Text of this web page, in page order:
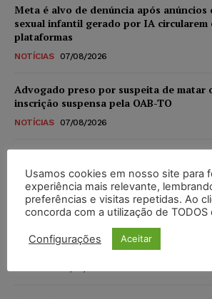
Meta é alvo de denúncia após anúncios
sexual infantil gerado por IA circularem
plataformas
NOTÍCIAS 07/08/2026
Advogado preso por suspeita de matar
inscrição suspensa pela OAB-TO
NOTÍCIAS 07/08/2026
novos para pessoas com deficiência e
níveis
DIREITO TRIBUTÁRIO 07/08/2026
Justiça do Trabalho mantém justa causa
vendia canetas emagrecedoras no local
Usamos cookies em nosso site para
experiência mais relevante,
preferências e visitas repetidas. Ao
concorda com a utilização de TODOS
Configurações Aceitar